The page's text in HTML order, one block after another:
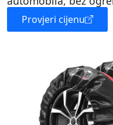
Provjeri cijenu